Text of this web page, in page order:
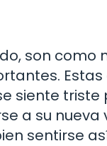
son como
siente triste
a su nueva
sentirse